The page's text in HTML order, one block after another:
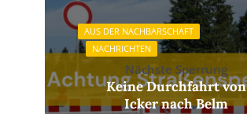
AUS DER NACHBARSCHAFT
NACHRICHTEN
Nächste Sperrung
Keine Durchfahrt von
Icker nach Belm